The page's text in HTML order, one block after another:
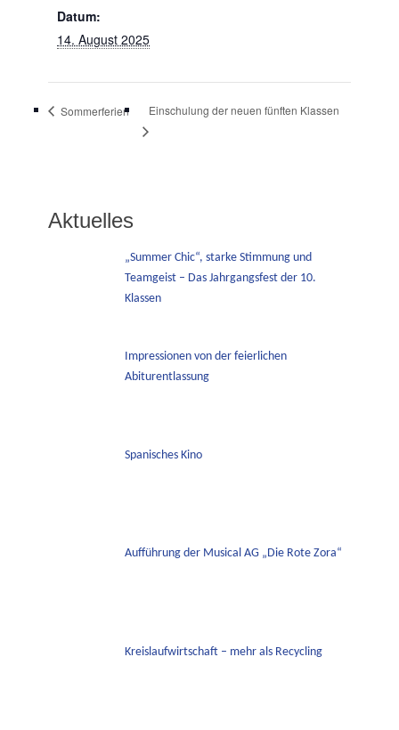
Datum:
14. August 2025
Sommerferien Einschulung der neuen fünften Klassen
Aktuelles
„Summer Chic“, starke Stimmung und
Teamgeist – Das Jahrgangsfest der 10.
Klassen
Impressionen von der feierlichen
Abiturentlassung
Spanisches Kino
Aufführung der Musical AG „Die Rote Zora“
Kreislaufwirtschaft – mehr als Recycling